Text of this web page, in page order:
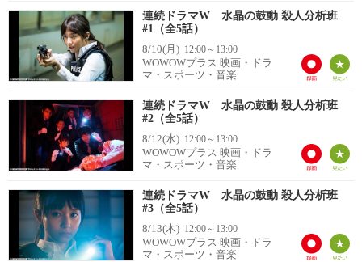
連続ドラマW 水晶の鼓動 殺人分析班
#1（全5話）
8/10(月) 12:00～13:00
WOWOWプラス 映画・ドラ
マ・スポーツ・音楽
連続ドラマW 水晶の鼓動 殺人分析班
#2（全5話）
8/12(水) 12:00～13:00
WOWOWプラス 映画・ドラ
マ・スポーツ・音楽
連続ドラマW 水晶の鼓動 殺人分析班
#3（全5話）
8/13(木) 12:00～13:00
WOWOWプラス 映画・ドラ
マ・スポーツ・音楽